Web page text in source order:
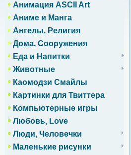
Анимация ASCII Art
Аниме и Манга
Ангелы, Религия
Дома, Сооружения
Еда и Напитки
Животные
Каомодзи Смайлы
Картинки для Твиттера
Компьютерные игры
Любовь, Love
Люди, Человечки
Маленькие рисунки